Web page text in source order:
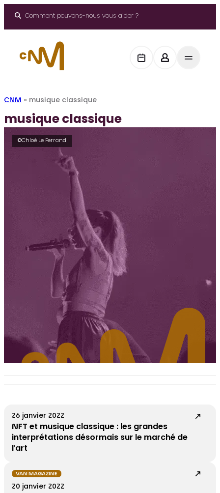
Comment pouvons-nous vous aider ?
CNM » musique classique
musique classique
©Chloé Le Ferrand
26 janvier 2022
NFT et musique classique : les grandes
interprétations désormais sur le marché de
l’art
VAN MAGAZINE
20 janvier 2022